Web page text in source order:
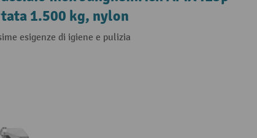
1.500 kg, nylon
esigenze di igiene e pulizia